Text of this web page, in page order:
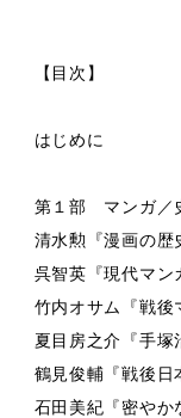
【目次】
はじめに
第１部 マンガ／
清水勲『漫画の歴
呉智英『現代マン
竹内オサム『戦後
夏目房之介『手塚
鶴見俊輔『戦後
石田美紀『密やか